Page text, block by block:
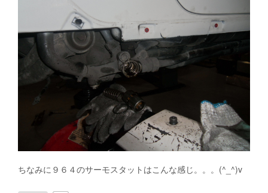
ちなみに９６４のサーモスタットはこんな感じ。。。(^_^)v